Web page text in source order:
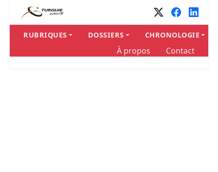
RUBRIQUES DOSSIERS CHRONOLOGIE
À propos Contact